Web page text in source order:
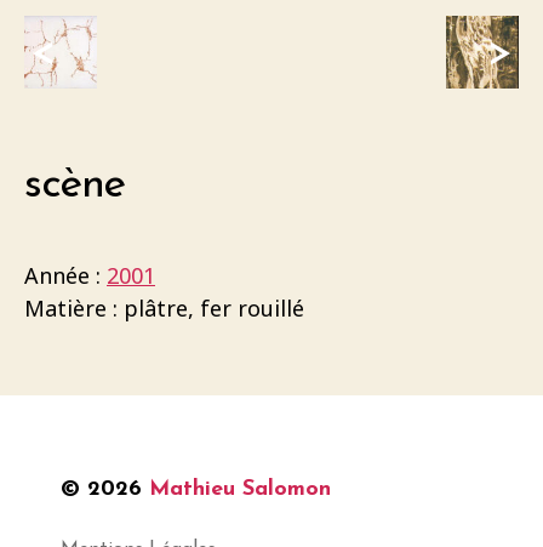
< >
scène
Année : 2001
Matière : plâtre, fer rouillé
© 2026 Mathieu Salomon